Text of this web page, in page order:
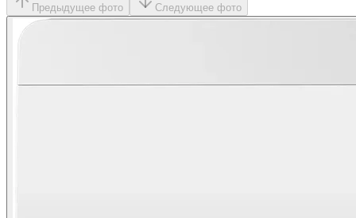
Предыдущее фото Следующее фото